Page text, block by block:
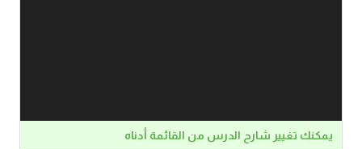
يمكنك تغيير شارح الدرس من القائمة أدناه